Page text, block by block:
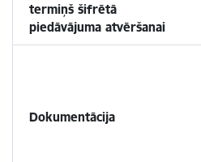
termiņš šifrētā
piedāvājuma atvēršanai
Dokumentācija